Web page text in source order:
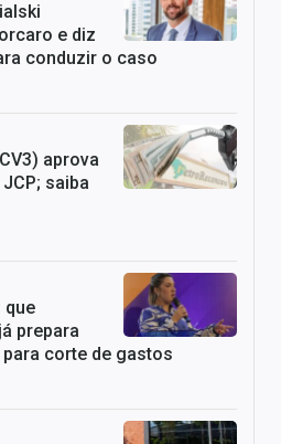
e diz
conduzir o caso
aprova
saiba
que
prepara
para corte de gastos